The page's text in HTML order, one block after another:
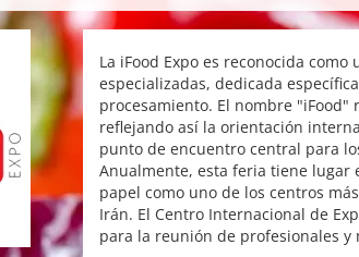
La iFood Expo es reconocida
especializadas, dedicada
procesamiento. El nombre
reflejando así la orientación
punto de encuentro central para
Anualmente, esta feria tiene lugar
papel como uno de los centros
Irán. El Centro Internacional de
para la reunión de profesionales